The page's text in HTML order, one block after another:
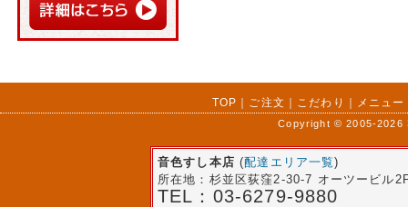
TOP ｜ ご注文 ｜ こだわり ｜ メニュー
Copyright © 2005-2026
音色すし本店 (配達エリア一覧)
所在地：杉並区荻窪2-30-7 オーツービル
TEL：03-6279-9880